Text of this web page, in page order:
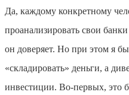
Да, каждому конкретному
проанализировать свои
он доверяет. Но при этом я
«складировать» деньги, а
инвестиции. Во-первых, это